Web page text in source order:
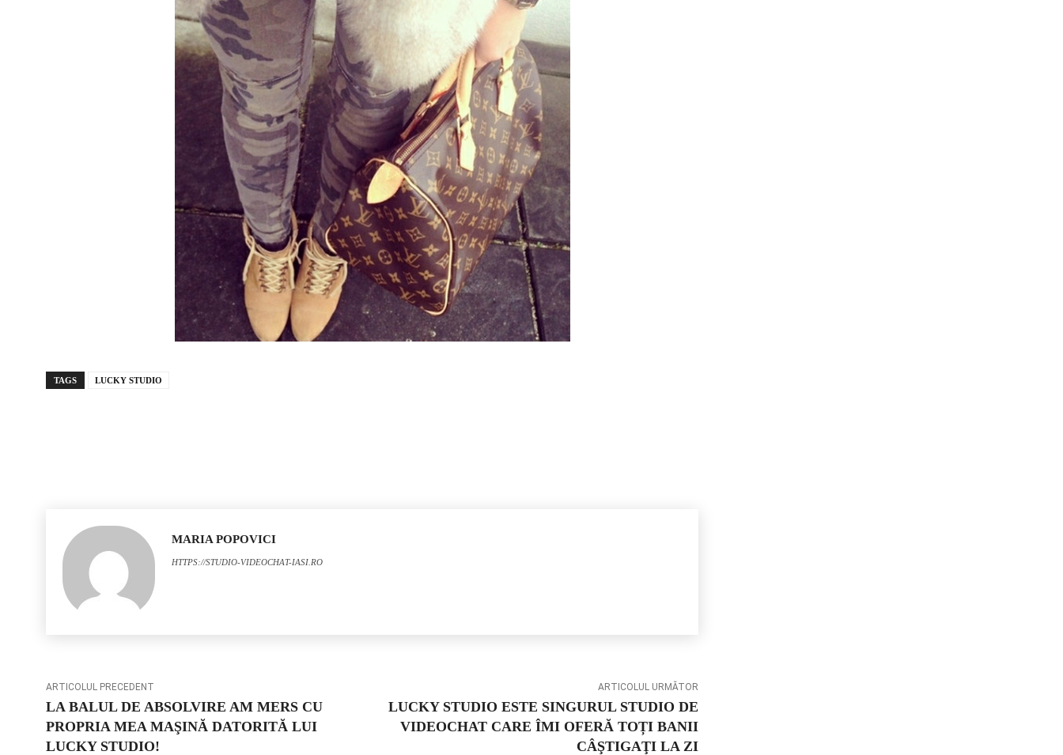
TAGS LUCKY STUDIO
MARIA POPOVICI
HTTPS://STUDIO-VIDEOCHAT-IASI.RO
ARTICOLUL PRECEDENT
LA BALUL DE ABSOLVIRE AM MERS CU
PROPRIA MEA MAŞINĂ DATORITĂ LUI
LUCKY STUDIO!
ARTICOLUL URMĂTOR
LUCKY STUDIO ESTE SINGURUL STUDIO DE
VIDEOCHAT CARE ÎMI OFERĂ TOȚI BANII
CÂŞTIGAŢI LA ZI